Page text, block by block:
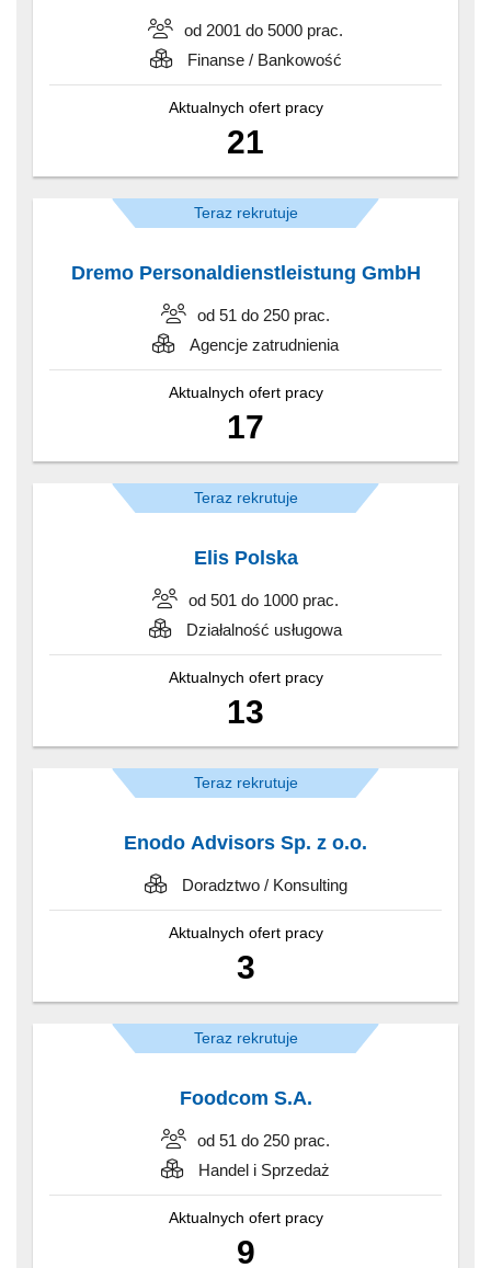
od 2001 do 5000 prac.
Finanse / Bankowość
Aktualnych ofert pracy
21
Teraz rekrutuje
Dremo Personaldienstleistung GmbH
od 51 do 250 prac.
Agencje zatrudnienia
Aktualnych ofert pracy
17
Teraz rekrutuje
Elis Polska
od 501 do 1000 prac.
Działalność usługowa
Aktualnych ofert pracy
13
Teraz rekrutuje
Enodo Advisors Sp. z o.o.
Doradztwo / Konsulting
Aktualnych ofert pracy
3
Teraz rekrutuje
Foodcom S.A.
od 51 do 250 prac.
Handel i Sprzedaż
Aktualnych ofert pracy
9